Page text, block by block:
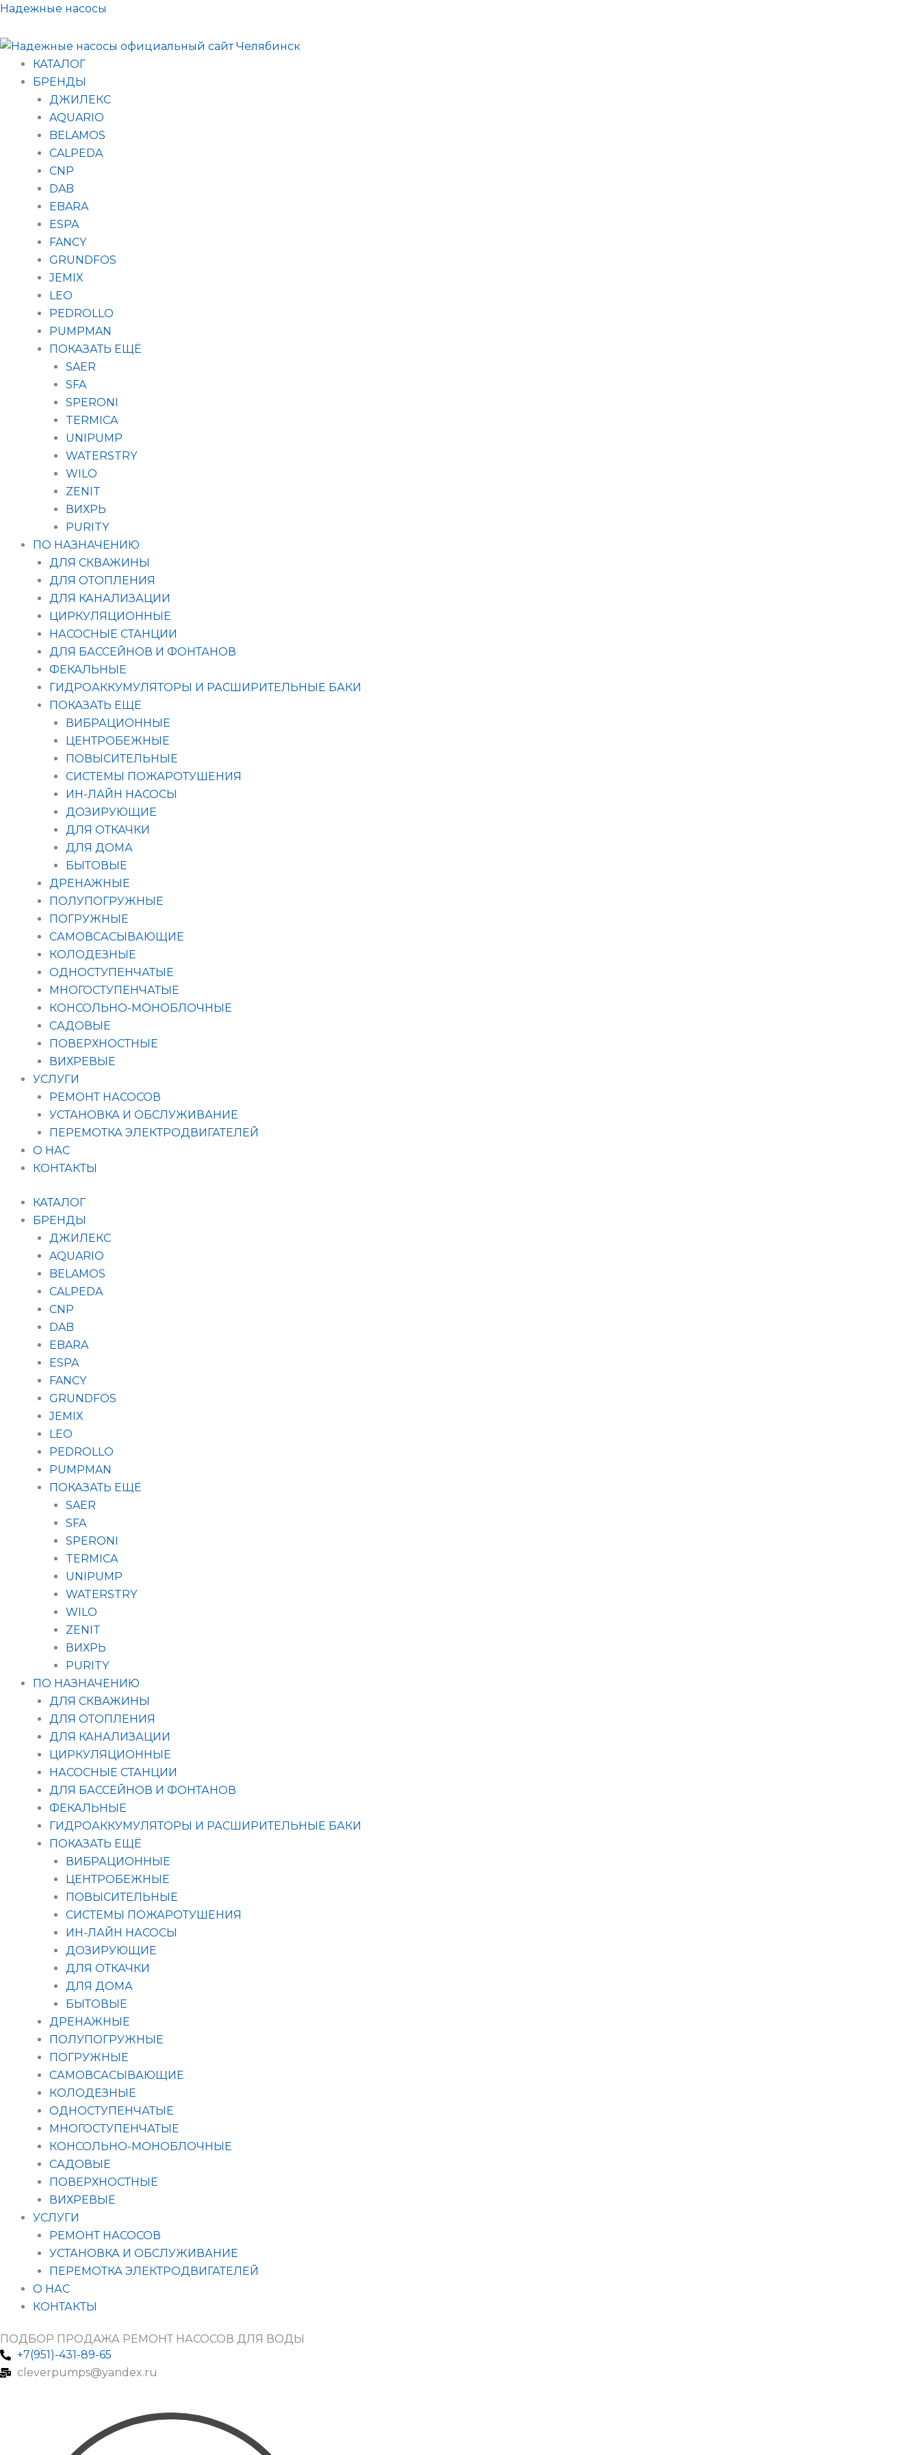
Перейти
содержимому
Надежные насосы
КАТАЛОГ
БРЕНДЫ
ДЖИЛЕКС
AQUARIO
BELAMOS
CALPEDA
CNP
DAB
EBARA
ESPA
FANCY
GRUNDFOS
JEMIX
LEO
PEDROLLO
PUMPMAN
ПОКАЗАТЬ ЕЩЁ
SAER
SFA
SPERONI
TERMICA
UNIPUMP
WATERSTRY
WILO
ZENIT
ВИХРЬ
PURITY
ПО НАЗНАЧЕНИЮ
ДЛЯ СКВАЖИНЫ
ДЛЯ ОТОПЛЕНИЯ
ДЛЯ КАНАЛИЗАЦИИ
ЦИРКУЛЯЦИОННЫЕ
НАСОСНЫЕ СТАНЦИИ
ДЛЯ БАССЕЙНОВ И ФОНТАНОВ
ФЕКАЛЬНЫЕ
ГИДРОАККУМУЛЯТОРЫ И РАСШИРИТЕЛЬНЫЕ БАКИ
ПОКАЗАТЬ ЕЩЁ
ВИБРАЦИОННЫЕ
ЦЕНТРОБЕЖНЫЕ
ПОВЫСИТЕЛЬНЫЕ
СИСТЕМЫ ПОЖАРОТУШЕНИЯ
ИН-ЛАЙН НАСОСЫ
ДОЗИРУЮЩИЕ
ДЛЯ ОТКАЧКИ
ДЛЯ ДОМА
БЫТОВЫЕ
ДРЕНАЖНЫЕ
ПОЛУПОГРУЖНЫЕ
ПОГРУЖНЫЕ
САМОВСАСЫВАЮЩИЕ
КОЛОДЕЗНЫЕ
ОДНОСТУПЕНЧАТЫЕ
МНОГОСТУПЕНЧАТЫЕ
КОНСОЛЬНО-МОНОБЛОЧНЫЕ
САДОВЫЕ
ПОВЕРХНОСТНЫЕ
ВИХРЕВЫЕ
УСЛУГИ
РЕМОНТ НАСОСОВ
УСТАНОВКА И ОБСЛУЖИВАНИЕ
ПЕРЕМОТКА ЭЛЕКТРОДВИГАТЕЛЕЙ
О НАС
КОНТАКТЫ
КАТАЛОГ
БРЕНДЫ
ДЖИЛЕКС
AQUARIO
BELAMOS
CALPEDA
CNP
DAB
EBARA
ESPA
FANCY
GRUNDFOS
JEMIX
LEO
PEDROLLO
PUMPMAN
ПОКАЗАТЬ ЕЩЁ
SAER
SFA
SPERONI
TERMICA
UNIPUMP
WATERSTRY
WILO
ZENIT
ВИХРЬ
PURITY
ПО НАЗНАЧЕНИЮ
ДЛЯ СКВАЖИНЫ
ДЛЯ ОТОПЛЕНИЯ
ДЛЯ КАНАЛИЗАЦИИ
ЦИРКУЛЯЦИОННЫЕ
НАСОСНЫЕ СТАНЦИИ
ДЛЯ БАССЕЙНОВ И ФОНТАНОВ
ФЕКАЛЬНЫЕ
ГИДРОАККУМУЛЯТОРЫ И РАСШИРИТЕЛЬНЫЕ БАКИ
ПОКАЗАТЬ ЕЩЁ
ВИБРАЦИОННЫЕ
ЦЕНТРОБЕЖНЫЕ
ПОВЫСИТЕЛЬНЫЕ
СИСТЕМЫ ПОЖАРОТУШЕНИЯ
ИН-ЛАЙН НАСОСЫ
ДОЗИРУЮЩИЕ
ДЛЯ ОТКАЧКИ
ДЛЯ ДОМА
БЫТОВЫЕ
ДРЕНАЖНЫЕ
ПОЛУПОГРУЖНЫЕ
ПОГРУЖНЫЕ
САМОВСАСЫВАЮЩИЕ
КОЛОДЕЗНЫЕ
ОДНОСТУПЕНЧАТЫЕ
МНОГОСТУПЕНЧАТЫЕ
КОНСОЛЬНО-МОНОБЛОЧНЫЕ
САДОВЫЕ
ПОВЕРХНОСТНЫЕ
ВИХРЕВЫЕ
УСЛУГИ
РЕМОНТ НАСОСОВ
УСТАНОВКА И ОБСЛУЖИВАНИЕ
ПЕРЕМОТКА ЭЛЕКТРОДВИГАТЕЛЕЙ
О НАС
КОНТАКТЫ
ПОДБОР ПРОДАЖА РЕМОНТ НАСОСОВ ДЛЯ ВОДЫ
+7(951)-431-89-65
cleverpumps@yandex.ru
Поиск